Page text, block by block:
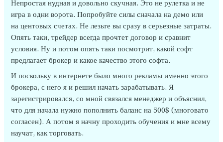
Непростая нудная и довольно скучная. Это не рулетка и не
игра в одни ворота. Попробуйте силы сначала на демо или
на центовых счетах. Не лезьте вы сразу в серьезные затраты.
Опять таки, трейдер всегда прочтет договор и сравнит
условия. Ну и потом опять таки посмотрит, какой софт
предлагает брокер и какое качество этого софта.
И поскольку в интернете было много рекламы именно этого
брокера, с него я и решил начать зарабатывать. Я
зарегистрировался, со мной связался менеджер и объяснил,
что для начала нужно пополнить баланс на 500$ (многовато
согласен). А потом я начну проходить обучения и мне всему
научат, как торговать.